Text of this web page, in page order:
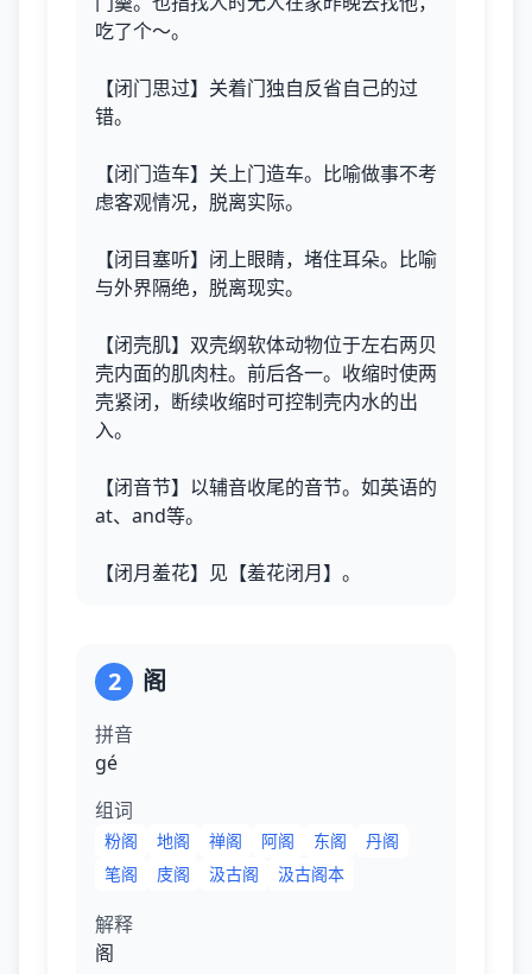
吃了个～。
【闭门思过】关着门独自反省自己的过
错。
【闭门造车】关上门造车。比喻做事不考
虑客观情况，脱离实际。
【闭目塞听】闭上眼睛，堵住耳朵。比喻
与外界隔绝，脱离现实。
【闭壳肌】双壳纲软体动物位于左右两贝
壳内面的肌肉柱。前后各一。收缩时使两
壳紧闭，断续收缩时可控制壳内水的出
入。
【闭音节】以辅音收尾的音节。如英语的
at、and等。
【闭月羞花】见【羞花闭月】。
2 阁
拼音
ɡé
组词
粉阁 地阁 禅阁 阿阁 东阁
丹阁
笔阁
庋阁 汲古阁 汲古阁本
解释
阁